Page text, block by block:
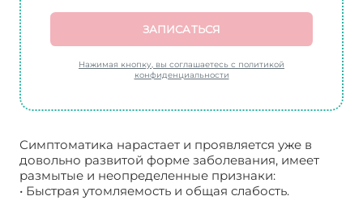
ЗАПИСАТЬСЯ
Нажимая кнопку, вы соглашаетесь с политикой
конфиденциальности
Симптоматика нарастает и проявляется уже в
довольно развитой форме заболевания, имеет
размытые и неопределенные признаки:
• Быстрая утомляемость и общая слабость.